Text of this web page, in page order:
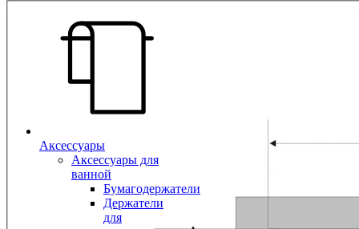
Аксессуары
Аксессуары для
ванной
Бумагодержатели
Держатели
для